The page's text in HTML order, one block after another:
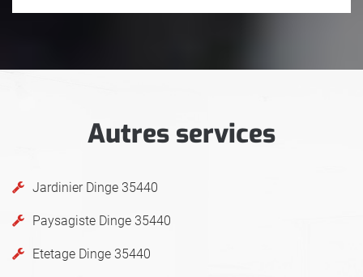
Autres services
Jardinier Dinge 35440
Paysagiste Dinge 35440
Etetage Dinge 35440